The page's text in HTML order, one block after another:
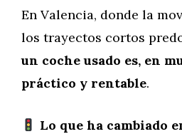
En Valencia, donde la
los trayectos cortos
un coche usado es, en
práctico y rentable.
Lo que ha cambiado